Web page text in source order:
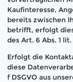
Kaufinteresse,
bereits zwischen
betrifft, erfolgt
des Art. 6 Abs. 1 lit.
Erfolgt die
diese
f DSGVO aus